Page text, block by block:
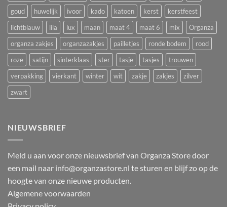
goud
huwelijk ivoor kado katoen kerst
kerstfeest
lichtblauw
lila lux maan maat 4 maat 6 mix
Organza
organza zakjes
organzazakjes pailletjes ronde bodem
rood
roze
satijn sinterklaas ster tasje tasjes
trouwen
verpakking
vierkant winter wit zakje zakjes
zilver
zwart
NIEUWSBRIEF
Meld u aan voor onze nieuwsbrief van Organza Store door
een mail naar info@organzastore.nl te sturen en blijf zo op de
hoogte van onze nieuwe producten.
Algemene voorwaarden